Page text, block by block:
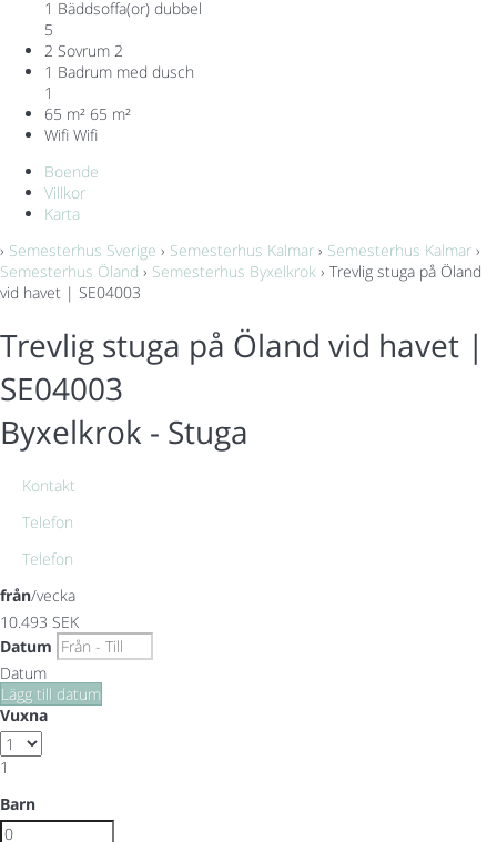
1 Bäddsoffa(or) dubbel
5
2 Sovrum 2
1 Badrum med dusch
1
65 m² 65 m²
Wifi Wifi
Boende
Villkor
Karta
› Semesterhus Sverige › Semesterhus Kalmar › Semesterhus Kalmar ›
Semesterhus Öland › Semesterhus Byxelkrok › Trevlig stuga på Öland
vid havet | SE04003
Trevlig stuga på Öland vid havet |
SE04003
Byxelkrok - Stuga
Kontakt
Telefon
Telefon
från/vecka
10.493 SEK
Datum
Datum
Lägg till datum
Vuxna
1
Barn